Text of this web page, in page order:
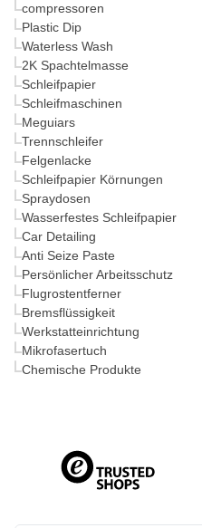
compressoren
Plastic Dip
Waterless Wash
2K Spachtelmasse
Schleifpapier
Schleifmaschinen
Meguiars
Trennschleifer
Felgenlacke
Schleifpapier Körnungen
Spraydosen
Wasserfestes Schleifpapier
Car Detailing
Anti Seize Paste
Persönlicher Arbeitsschutz
Flugrostentferner
Bremsflüssigkeit
Werkstatteinrichtung
Mikrofasertuch
Chemische Produkte